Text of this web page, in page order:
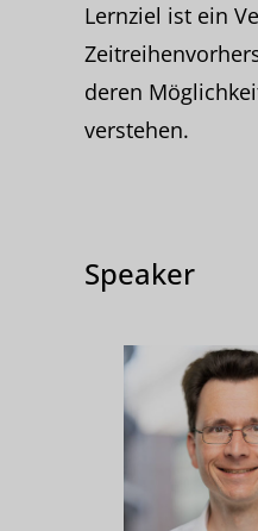
Lernziel ist ein
deren
verstehen.
Speaker